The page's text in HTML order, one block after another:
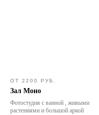
ОТ 2200 РУБ.
Зал Моно
Фотостудия с ванной , живыми
растениями и большой аркой